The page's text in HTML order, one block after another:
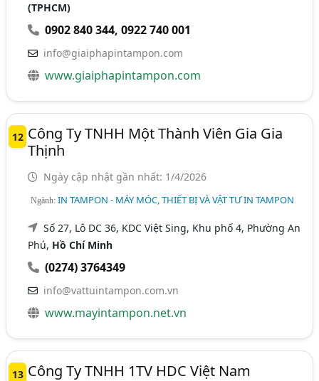
(TPHCM)
0902 840 344,0922 740 001
info@giaiphapintampon.com
www.giaiphapintampon.com
12 Công Ty TNHH Một Thành Viên Gia Gia
Thịnh
Ngày cập nhật gần nhất: 1/4/2026
Ngành:IN TAMPON - MÁY MÓC, THIẾT BỊ VÀ VẬT TƯ IN TAMPON
Số 27, Lô DC 36, KDC Việt Sing, Khu phố 4, Phường An
Phú, Hồ Chí Minh
(0274) 3764349
info@vattuintampon.com.vn
www.mayintampon.net.vn
13 Công Ty TNHH 1TV HDC Việt Nam